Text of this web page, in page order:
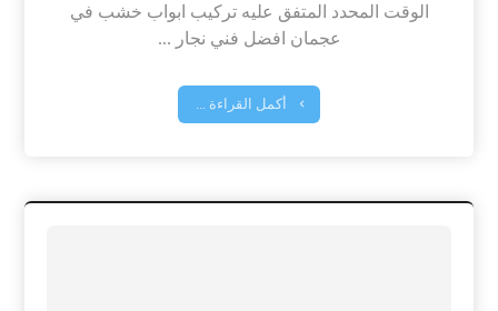
الوقت المحدد المتفق عليه تركيب ابواب خشب في
عجمان افضل فني نجار ...
أكمل القراءة ...